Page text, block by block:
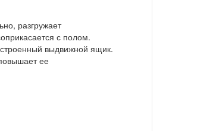
разгружает
с полом.
выдвижной ящик.
ее